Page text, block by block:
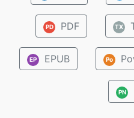
PD PDF TX
EP EPUB Po
PN